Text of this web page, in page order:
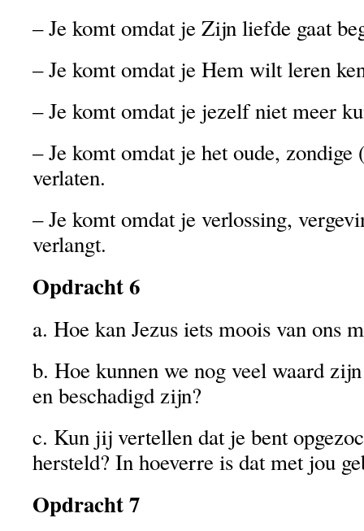
– Je komt omdat je Zijn liefde gaat
– Je komt omdat je Hem wilt leren
– Je komt omdat je jezelf niet meer
– Je komt omdat je het oude,
verlaten.
– Je komt omdat je verlossing,
verlangt.
Opdracht 6
a. Hoe kan Jezus iets moois van ons
b. Hoe kunnen we nog veel waard
en beschadigd zijn?
c. Kun jij vertellen dat je bent
hersteld? In hoeverre is dat met jou
Opdracht 7